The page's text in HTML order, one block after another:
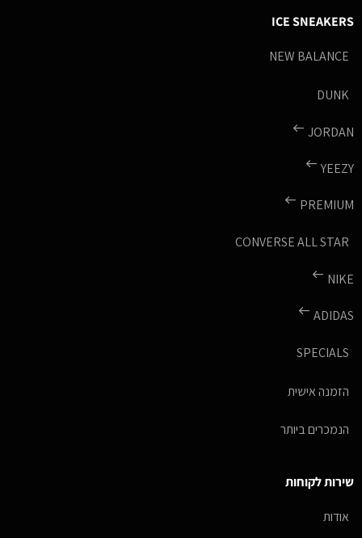
ICE SNEAKERS
NEW BALANCE
DUNK
JORDAN
YEEZY
PREMIUM
CONVERSE ALL STAR
NIKE
ADIDAS
SPECIALS
הזמנה אישית
הנמכרים ביותר
שירות לקוחות
אודות